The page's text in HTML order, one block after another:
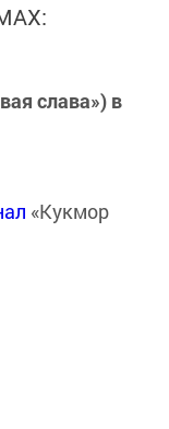
слава») в
«Кукмор